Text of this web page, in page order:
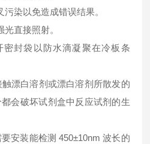
染以免造成错误结果。
直接照射。
封袋以防水滴凝聚在冷板条
漂白溶剂或漂白溶剂所散发的
会破坏试剂盒中反应试剂的生
安装能检测 450±10nm 波长的